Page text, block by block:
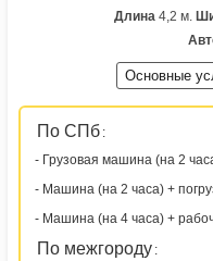
Длина 4,2 м.
Основные
По СПб :
- Грузовая машина (на 2
- Машина (на 2 часа) +
- Машина (на 4 часа) +
По межгороду :